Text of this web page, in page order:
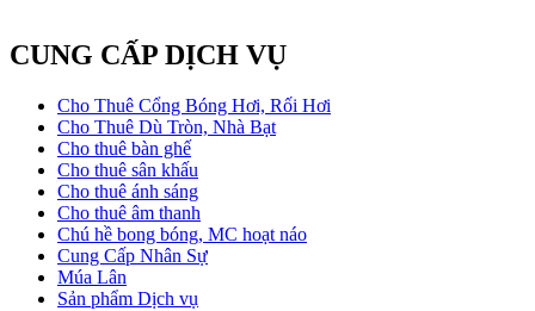
CUNG CẤP DỊCH VỤ
Cho Thuê Cổng Bóng Hơi, Rối Hơi
Cho Thuê Dù Tròn, Nhà Bạt
Cho thuê bàn ghế
Cho thuê sân khấu
Cho thuê ánh sáng
Cho thuê âm thanh
Chú hề bong bóng, MC hoạt náo
Cung Cấp Nhân Sự
Múa Lân
Sản phẩm Dịch vụ